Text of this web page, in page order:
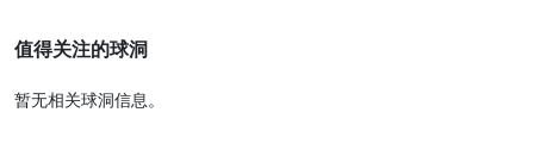
值得关注的球洞
暂无相关球洞信息。